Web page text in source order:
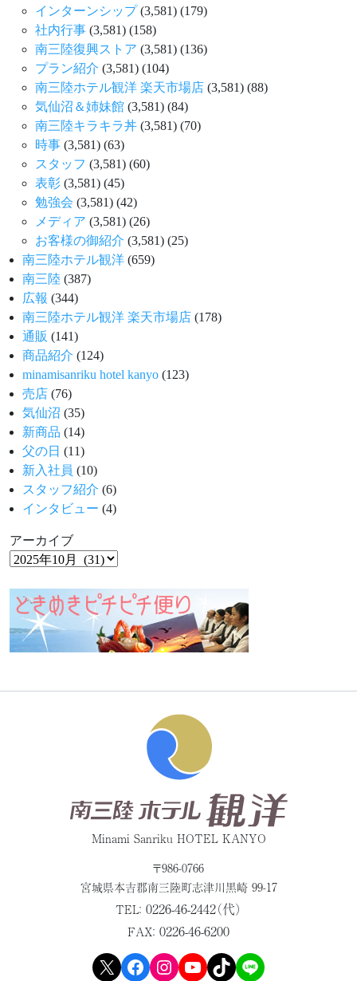
インターンシップ(3,581) (179)
社内行事 (3,581) (158)
南三陸復興ストア (3,581) (136)
プラン紹介 (3,581) (104)
南三陸ホテル観洋 楽天市場店 (3,581) (88)
気仙沼＆姉妹館 (3,581) (84)
南三陸キラキラ丼 (3,581) (70)
時事 (3,581) (63)
スタッフ (3,581) (60)
表彰 (3,581) (45)
勉強会 (3,581) (42)
メディア (3,581) (26)
お客様の御紹介 (3,581) (25)
南三陸ホテル観洋 (659)
南三陸 (387)
広報 (344)
南三陸ホテル観洋 楽天市場店 (178)
通販 (141)
商品紹介 (124)
minamisanriku hotel kanyo (123)
売店 (76)
気仙沼 (35)
新商品 (14)
父の日 (11)
新入社員 (10)
スタッフ紹介 (6)
インタビュー (4)
アーカイブ
Minami Sanriku HOTEL KANYO
〒986-0766
宮城県本吉郡南三陸町志津川黒崎 99-17
TEL： 0226-46-2442（代）
FAX： 0226-46-6200
X Facebook Instagram YouTube TikTok LINE